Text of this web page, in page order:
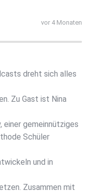
vor 4 Monaten
dreht sich alles
Zu Gast ist Nina
einer gemeinnütziges
Schüler
und in
Zusammen mit